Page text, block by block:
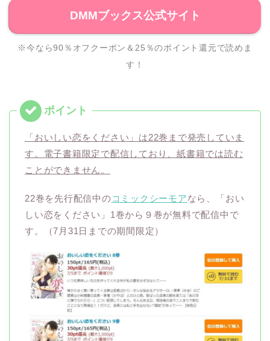
DMMブックス公式サイト
※今なら90％オフクーポン＆25％のポイント還元で読めま
す！
「おいしい恋をください」は22巻まで発売していま
す。電子書籍限定で配信しており、紙書籍では読む
ことができません。
22巻を先行配信中のコミックシーモアなら、「おい
しい恋をください」1巻から９巻が無料で配信中で
す。（7月31日までの期間限定）